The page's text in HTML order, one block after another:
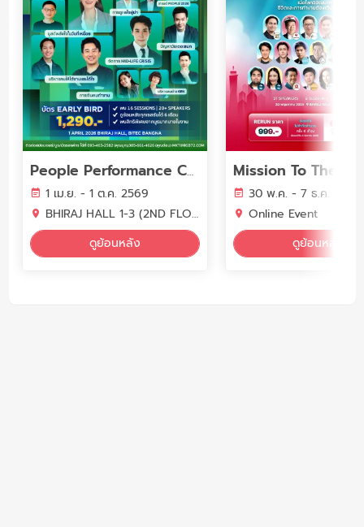
People Performance Conference (PPC2026) - YEAR OF WORK LIFE INTELLIGENCE
1 เม.ย. - 1 ต.ค. 2569
BHIRAJ HALL 1-3 (2ND FLOOR) BITEC BANGNA
ดูย้อนหลัง
30 พ.ค. - 7 ธ.ค. 2569
Online Event
ดูย้อนหลัง